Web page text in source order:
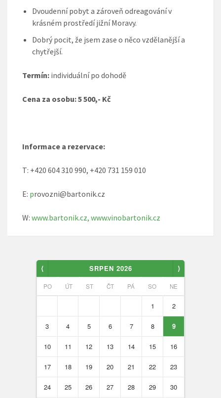
Dvoudenní pobyt a zároveň odreagování v
krásném prostředí jižní Moravy.
Dobrý pocit, že jsem zase o něco vzdělanější a
chytřejší.
Termín: individuální po dohodě
Cena za osobu: 5 500,- Kč
Informace a rezervace:
T: +420 604 310 990, +420 731 159 010
E: provozni@bartonik.cz
W: www.bartonik.cz, www.vinobartonik.cz
⟨ SRPEN 2026 ⟩
PO ÚT ST ČT PÁ SO NE
1 2
3 4 5 6 7 8 9
10 11 12 13 14 15 16
17 18 19 20 21 22 23
24 25 26 27 28 29 30